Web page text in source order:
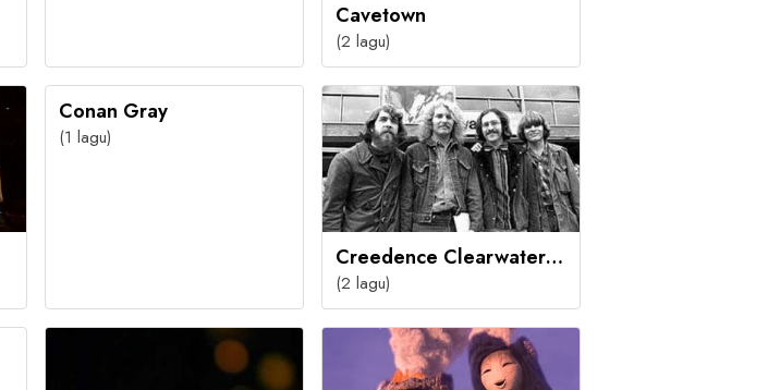
Cavetown
(2 lagu)
Conan Gray
(1 lagu)
Creedence Clearwater Revival
(2 lagu)